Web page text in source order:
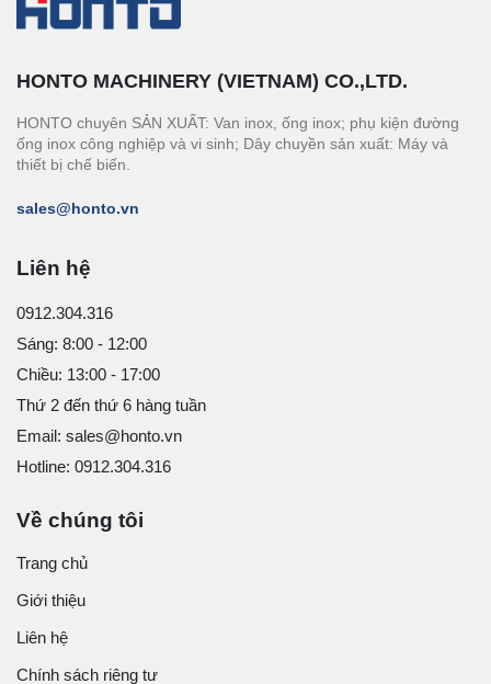
HONTO MACHINERY (VIETNAM) CO.,LTD.
HONTO chuyên SẢN XUẤT: Van inox, ống inox; phụ kiện đường
ống inox công nghiệp và vi sinh; Dây chuyền sản xuất: Máy và
thiết bị chế biến.
sales@honto.vn
Liên hệ
0912.304.316
Sáng: 8:00 - 12:00
Chiều: 13:00 - 17:00
Thứ 2 đến thứ 6 hàng tuần
Email: sales@honto.vn
Hotline: 0912.304.316
Về chúng tôi
Trang chủ
Giới thiệu
Liên hệ
Chính sách riêng tư